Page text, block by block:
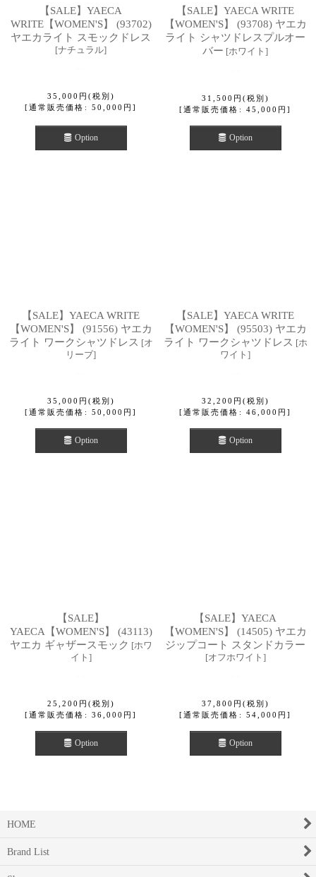
【SALE】YAECA
WRITE【WOMEN'S】 (93702)
ヤエカライト スモックドレス
[ナチュラル]
35,000 円 (税別)
[通常販売価格 : 50,000 円 ]
Option
【SALE】YAECA WRITE
【WOMEN'S】 (93708) ヤエカ
ライト シャツドレスプルオー
バー [ホワイト ]
31,500 円 (税別)
[通常販売価格 : 45,000 円 ]
Option
【SALE】YAECA WRITE
【WOMEN'S】 (91556) ヤエカ
ライト ワークシャツドレス [オ
リーブ]
35,000 円 (税別)
[通常販売価格 : 50,000 円 ]
Option
【SALE】YAECA WRITE
【WOMEN'S】 (95503) ヤエカ
ライト ワークシャツドレス [ホ
ワイト ]
32,200 円 (税別)
[通常販売価格 : 46,000 円 ]
Option
【SALE】
YAECA【WOMEN'S】 (43113)
ヤエカ ギャザースモック [ホワ
イト ]
25,200 円 (税別)
[通常販売価格 : 36,000 円 ]
Option
【SALE】YAECA
【WOMEN'S】 (14505) ヤエカ
ジップコート スタンドカラー
[オフホワイト ]
37,800 円 (税別)
[通常販売価格 : 54,000 円 ]
Option
HOME
Brand List